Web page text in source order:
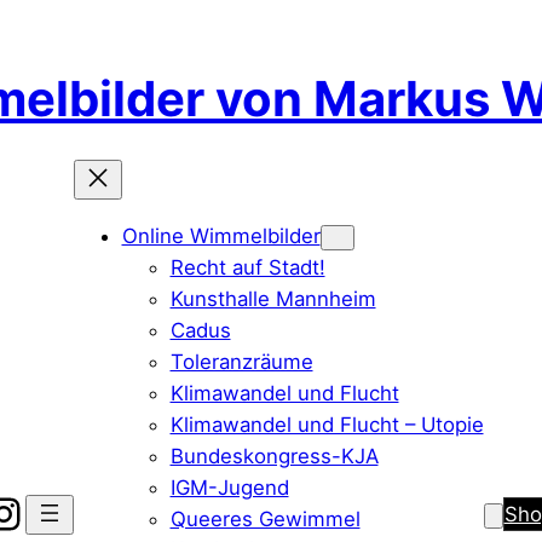
von Markus
Online Wimmelbilder
Recht auf Stadt!
Kunsthalle Mannheim
Cadus
Toleranzräume
Klimawandel und Flucht
Klimawandel und Flucht – Utopie
Bundeskongress-KJA
IGM-Jugend
Queeres Gewimmel